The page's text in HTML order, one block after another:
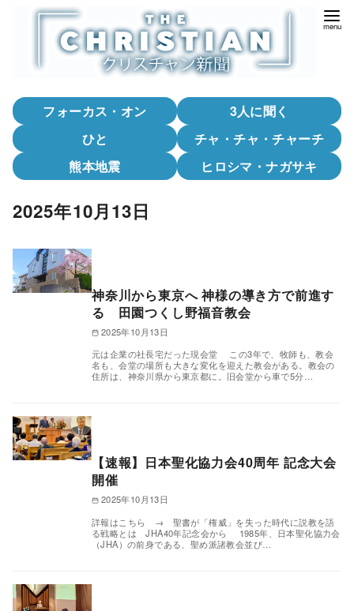
フォーカス・オン
3人に聞く
ひと
チャ・チャ・チャーチ
熊本地震
ヒロシマ・ナガサキ
2025年10月13日
神奈川から東京へ 神様の導き方で前進す
る 田園つくし野福音教会
2025年10月13日
元は企業の社長宅だった現会堂 この3年で、牧師も、教会
名も、会堂の場所も大きな変化を迎えた教会がある。教会の
住所は、神奈川県から東京都に。旧会堂から車で5分…
【速報】日本聖化協力会40周年 記念大会
開催
2025年10月13日
詳報はこちら → 聖書が「権威」を失った時代に説教を語
る戦略とは JHA40年記念会から 1985年、日本聖化協力会
（JHA）の前身である、聖め派諸教会並び…